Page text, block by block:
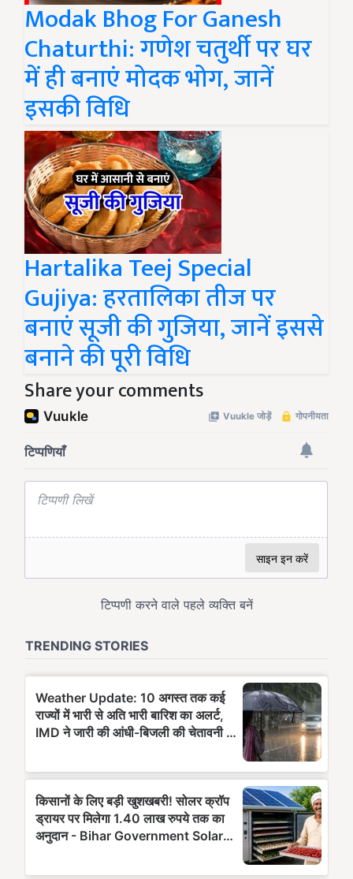
Modak Bhog For Ganesh
Chaturthi: गणेश चतुर्थी पर घर
में ही बनाएं मोदक भोग, जानें
इसकी विधि
Hartalika Teej Special
Gujiya: हरतालिका तीज पर
बनाएं सूजी की गुजिया, जानें इससे
बनाने की पूरी विधि
Share your comments